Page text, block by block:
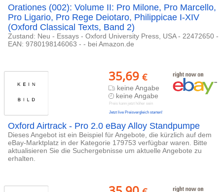
Orationes (002): Volume II: Pro Milone, Pro Marcello,
Pro Ligario, Pro Rege Deiotaro, Philippicae I-XIV
(Oxford Classical Texts, Band 2)
Zustand: Neu - Essays - Oxford University Press, USA - 22472650 -
EAN: 9780198146063 - - bei Amazon.de
35,69 €
keine Angabe
keine Angabe
Preis kann jetzt höher sein
Jetzt live Preisvergleich starten!
Oxford Airtrack - Pro 2.0 eBay Alloy Standpumpe
Dieses Angebot ist ein Beispiel für Angebote, die kürzlich auf dem
eBay-Marktplatz in der Kategorie 179753 verfügbar waren. Bitte
aktualisieren Sie die Suchergebnisse um aktuelle Angebote zu
erhalten.